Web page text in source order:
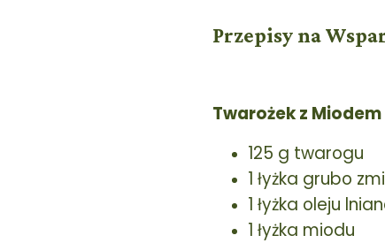
Przepisy na
Twarożek z
125 g twarogu
1 łyżka grubo
1 łyżka oleju
1 łyżka miodu